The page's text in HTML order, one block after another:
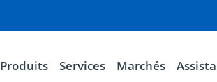
Produits Services Marchés